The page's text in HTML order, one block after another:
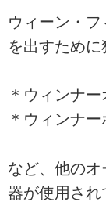
ウィーン・
を出すために
＊ウィンナ
＊ウィンナ
など、他の
器が使用され